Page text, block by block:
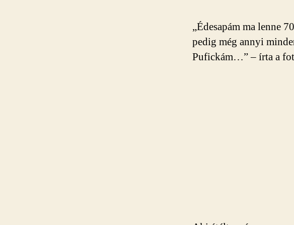
„Édesapám ma lenne
pedig még annyi
Pufickám…” – írta a